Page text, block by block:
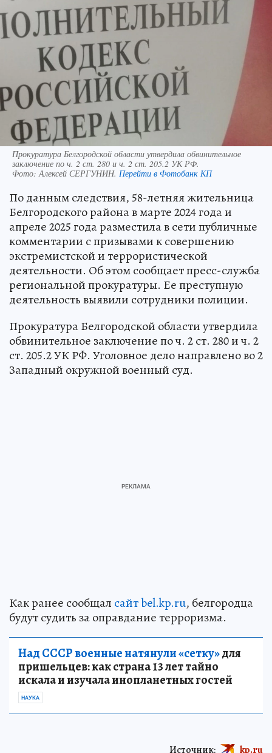
Прокуратура Белгородской области утвердила обвинительное
заключение по ч. 2 ст. 280 и ч. 2 ст. 205.2 УК РФ.
Фото:Алексей СЕРГУНИН. Перейти в Фотобанк КП
По данным следствия, 58-летняя жительница
Белгородского района в марте 2024 года и
апреле 2025 года разместила в сети публичные
комментарии с призывами к совершению
экстремистской и террористической
деятельности. Об этом сообщает пресс-служба
региональной прокуратуры. Ее преступную
деятельность выявили сотрудники полиции.
Прокуратура Белгородской области утвердила
обвинительное заключение по ч. 2 ст. 280 и ч. 2
ст. 205.2 УК РФ. Уголовное дело направлено во 2
Западный окружной военный суд.
Как ранее сообщал сайт bel.kp.ru, белгородца
будут судить за оправдание терроризма.
Над СССР военные натянули «сетку»для
пришельцев: как страна 13 лет тайно
искала и изучала инопланетных гостей
НАУКА
Источник: kp.ru